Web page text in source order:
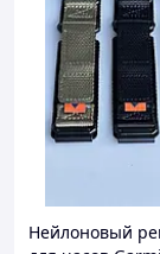
Нейлоновый